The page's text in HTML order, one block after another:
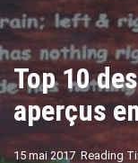
Top 10
aperçus
15 mai 2017 Reading